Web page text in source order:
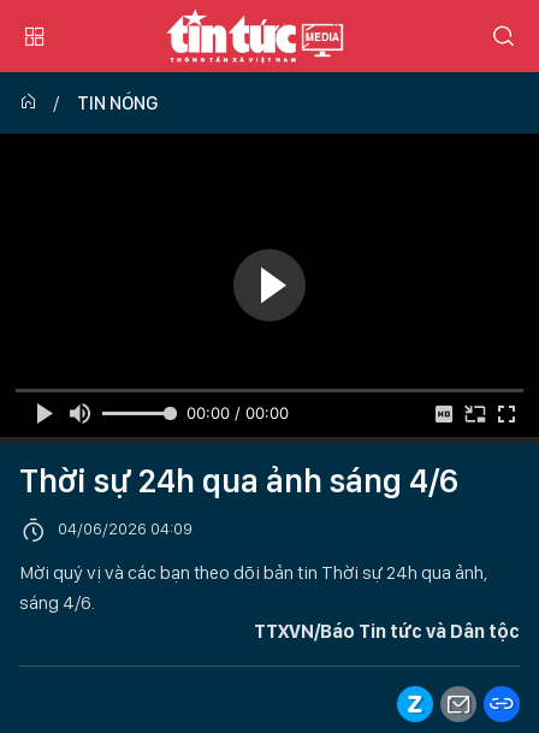
TIN NÓNG
00:00 / 00:00
Thời sự 24h qua ảnh sáng 4/6
04/06/2026 04:09
Mời quý vị và các bạn theo dõi bản tin Thời sự 24h qua ảnh,
sáng 4/6.
TTXVN/Báo Tin tức và Dân tộc